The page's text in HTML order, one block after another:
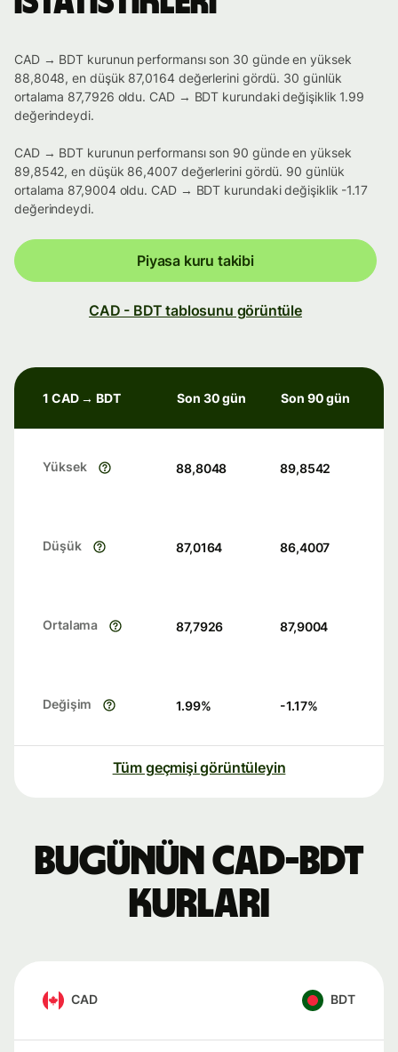
CAD → BDT kurunun performansı son 30 günde en yüksek
88,8048, en düşük 87,0164 değerlerini gördü. 30 günlük
ortalama 87,7926 oldu. CAD → BDT kurundaki değişiklik 1.99
değerindeydi.
CAD → BDT kurunun performansı son 90 günde en yüksek
89,8542, en düşük 86,4007 değerlerini gördü. 90 günlük
ortalama 87,9004 oldu. CAD → BDT kurundaki değişiklik -1.17
değerindeydi.
Piyasa kuru takibi
CAD - BDT tablosunu görüntüle
1 CAD → BDT Son 30 gün Son 90 gün
Yüksek 88,8048 89,8542
Düşük 87,0164 86,4007
Ortalama 87,7926 87,9004
Değişim 1.99% -1.17%
Tüm geçmişi görüntüleyin
Bugünün CAD-BDT
kurları
CAD BDT